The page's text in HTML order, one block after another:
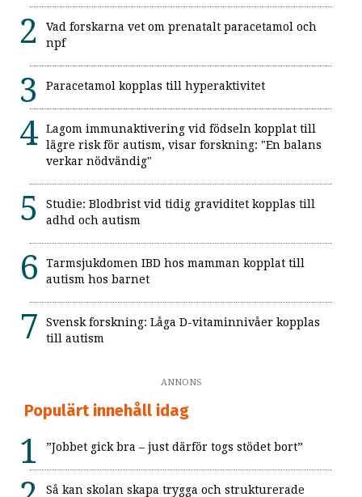
Vad forskarna vet om prenatalt paracetamol och
npf
Paracetamol kopplas till hyperaktivitet
Lagom immunaktivering vid födseln kopplat till
lägre risk för autism, visar forskning: "En balans
verkar nödvändig"
Studie: Blodbrist vid tidig graviditet kopplas till
adhd och autism
Tarmsjukdomen IBD hos mamman kopplat till
autism hos barnet
Svensk forskning: Låga D-vitaminnivåer kopplas
till autism
ANNONS
Populärt innehåll idag
”Jobbet gick bra – just därför togs stödet bort”
Så kan skolan skapa trygga och strukturerade